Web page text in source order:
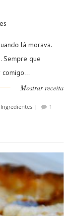
lá morava.
Sempre que
comigo...
Mostrar receita
Ingredientes|
1